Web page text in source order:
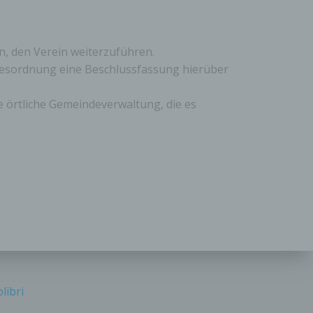
den Verein weiterzuführen.
eine Beschlussfassung hierüber
Gemeindeverwaltung, die es